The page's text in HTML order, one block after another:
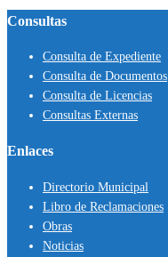
Consultas
Consulta de Expediente
Consulta de Documentos
Consulta de Licencias
Consultas Externas
Enlaces
Directorio Municipal
Libro de Reclamaciones
Obras
Noticias